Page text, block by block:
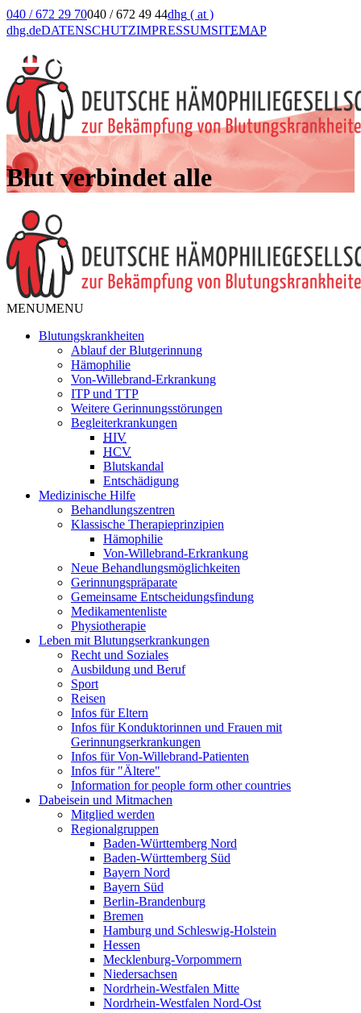
040 / 672 29 70040 / 672 49 44dhg ( at )
dhg.deDATENSCHUTZIMPRESSUMSITEMAP
Blut verbindet alle
MENUMENU
Blutungskrankheiten
Ablauf der Blutgerinnung
Hämophilie
Von-Willebrand-Erkrankung
ITP und TTP
Weitere Gerinnungsstörungen
Begleiterkrankungen
HIV
HCV
Blutskandal
Entschädigung
Medizinische Hilfe
Behandlungszentren
Klassische Therapieprinzipien
Hämophilie
Von-Willebrand-Erkrankung
Neue Behandlungsmöglichkeiten
Gerinnungspräparate
Gemeinsame Entscheidungsfindung
Medikamentenliste
Physiotherapie
Leben mit Blutungserkrankungen
Recht und Soziales
Ausbildung und Beruf
Sport
Reisen
Infos für Eltern
Infos für Konduktorinnen und Frauen mit
Gerinnungserkrankungen
Infos für Von-Willebrand-Patienten
Infos für "Ältere"
Information for people form other countries
Dabeisein und Mitmachen
Mitglied werden
Regionalgruppen
Baden-Württemberg Nord
Baden-Württemberg Süd
Bayern Nord
Bayern Süd
Berlin-Brandenburg
Bremen
Hamburg und Schleswig-Holstein
Hessen
Mecklenburg-Vorpommern
Niedersachsen
Nordrhein-Westfalen Mitte
Nordrhein-Westfalen Nord-Ost